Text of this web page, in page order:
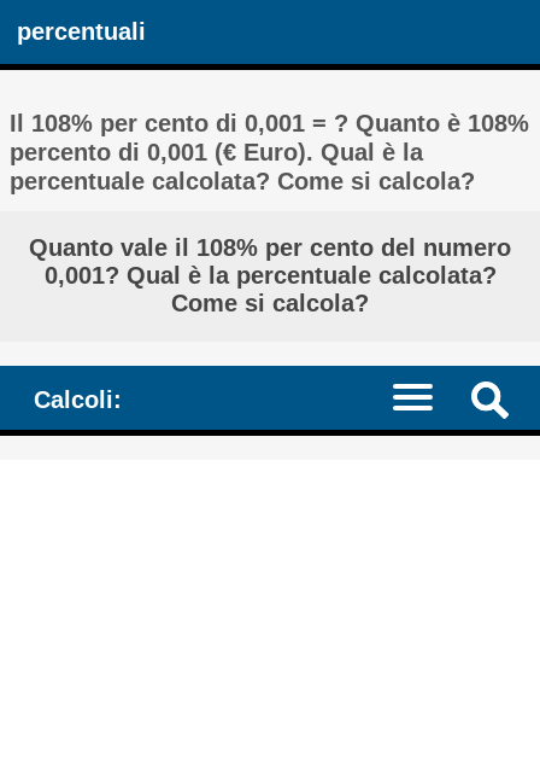
percentuali
Il 108% per cento di 0,001 = ? Quanto è 108%
percento di 0,001 (€ Euro). Qual è la
percentuale calcolata? Come si calcola?
Quanto vale il 108% per cento del numero
0,001? Qual è la percentuale calcolata?
Come si calcola?
Calcoli: